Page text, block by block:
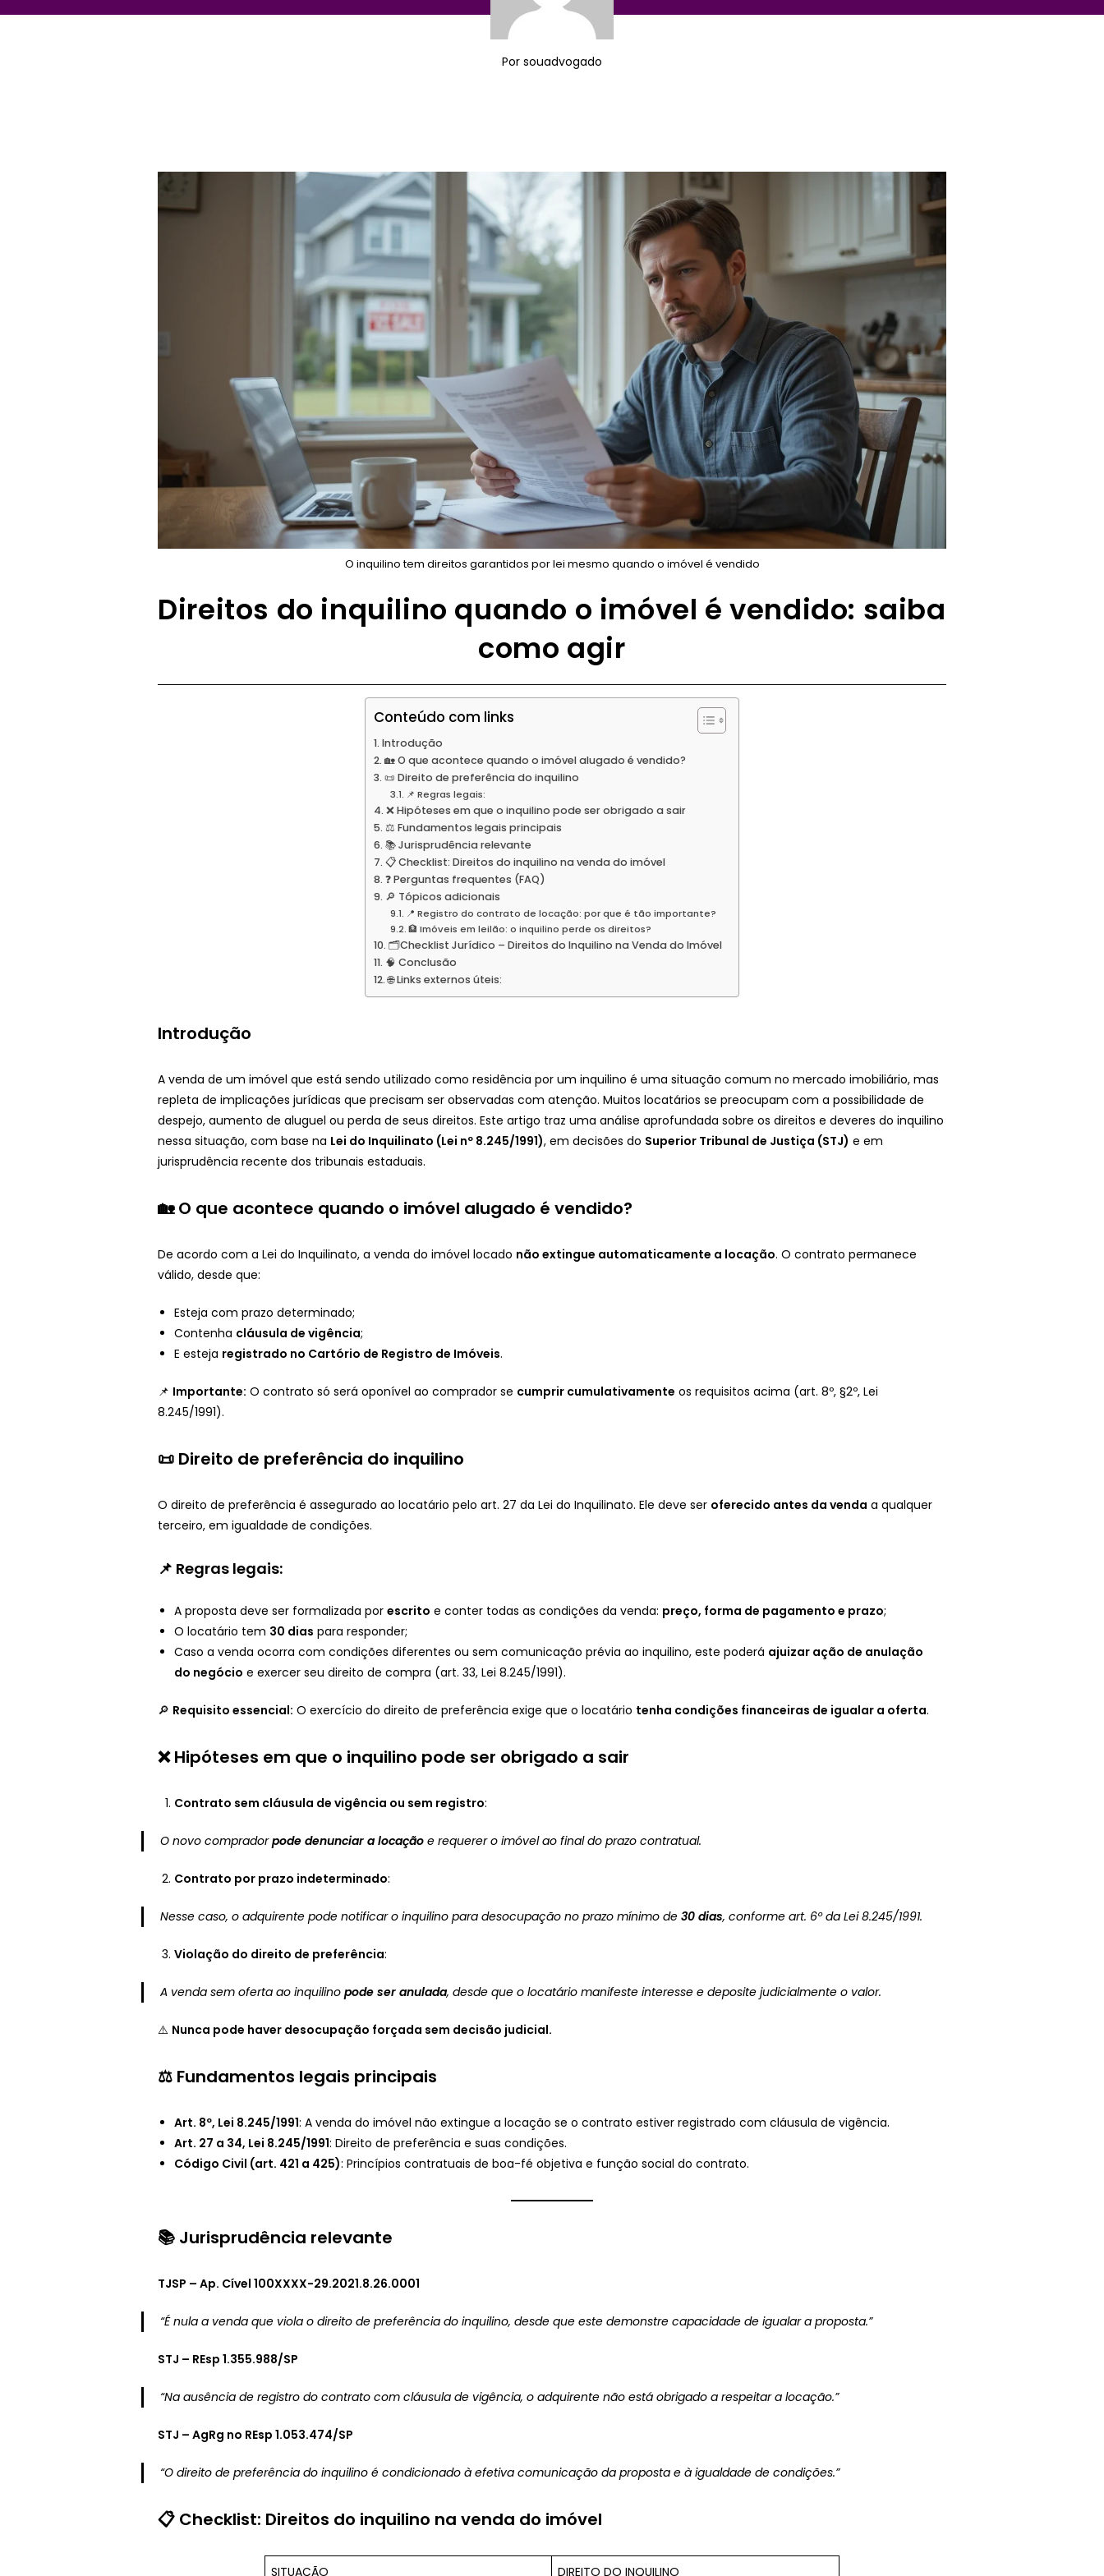
Por souadvogado
O inquilino tem direitos garantidos por lei mesmo quando o imóvel é vendido
Direitos do inquilino quando o imóvel é vendido: saiba
como agir
Conteúdo com links
Introdução
🏡 O que acontece quando o imóvel alugado é vendido?
📜 Direito de preferência do inquilino
📌 Regras legais:
❌ Hipóteses em que o inquilino pode ser obrigado a sair
⚖️ Fundamentos legais principais
📚 Jurisprudência relevante
📋 Checklist: Direitos do inquilino na venda do imóvel
❓ Perguntas frequentes (FAQ)
🔎 Tópicos adicionais
📍 Registro do contrato de locação: por que é tão importante?
🏦 Imóveis em leilão: o inquilino perde os direitos?
🗂️Checklist Jurídico – Direitos do Inquilino na Venda do Imóvel
🧠 Conclusão
🌐 Links externos úteis:
Introdução
A venda de um imóvel que está sendo utilizado como residência por um inquilino é uma situação comum no mercado imobiliário, mas
repleta de implicações jurídicas que precisam ser observadas com atenção. Muitos locatários se preocupam com a possibilidade de
despejo, aumento de aluguel ou perda de seus direitos. Este artigo traz uma análise aprofundada sobre os direitos e deveres do inquilino
nessa situação, com base na Lei do Inquilinato (Lei nº 8.245/1991), em decisões do Superior Tribunal de Justiça (STJ) e em
jurisprudência recente dos tribunais estaduais.
🏡 O que acontece quando o imóvel alugado é vendido?
De acordo com a Lei do Inquilinato, a venda do imóvel locado não extingue automaticamente a locação. O contrato permanece
válido, desde que:
Esteja com prazo determinado;
Contenha cláusula de vigência;
E esteja registrado no Cartório de Registro de Imóveis.
📌 Importante: O contrato só será oponível ao comprador se cumprir cumulativamente os requisitos acima (art. 8º, §2º, Lei
8.245/1991).
📜 Direito de preferência do inquilino
O direito de preferência é assegurado ao locatário pelo art. 27 da Lei do Inquilinato. Ele deve ser oferecido antes da venda a qualquer
terceiro, em igualdade de condições.
📌 Regras legais:
A proposta deve ser formalizada por escrito e conter todas as condições da venda: preço, forma de pagamento e prazo;
O locatário tem 30 dias para responder;
Caso a venda ocorra com condições diferentes ou sem comunicação prévia ao inquilino, este poderá ajuizar ação de anulação
do negócio e exercer seu direito de compra (art. 33, Lei 8.245/1991).
🔎 Requisito essencial: O exercício do direito de preferência exige que o locatário tenha condições financeiras de igualar a oferta.
❌ Hipóteses em que o inquilino pode ser obrigado a sair
Contrato sem cláusula de vigência ou sem registro:
O novo compradorpode denunciar a locação e requerer o imóvel ao final do prazo contratual.
Contrato por prazo indeterminado:
Nesse caso, o adquirente pode notificar o inquilino para desocupação no prazo mínimo de 30 dias, conforme art. 6º da Lei 8.245/1991.
Violação do direito de preferência:
A venda sem oferta ao inquilino pode ser anulada, desde que o locatário manifeste interesse e deposite judicialmente o valor.
⚠️ Nunca pode haver desocupação forçada sem decisão judicial.
⚖️ Fundamentos legais principais
Art. 8º, Lei 8.245/1991: A venda do imóvel não extingue a locação se o contrato estiver registrado com cláusula de vigência.
Art. 27 a 34, Lei 8.245/1991: Direito de preferência e suas condições.
Código Civil (art. 421 a 425): Princípios contratuais de boa-fé objetiva e função social do contrato.
📚 Jurisprudência relevante
TJSP – Ap. Cível 100XXXX-29.2021.8.26.0001
“É nula a venda que viola o direito de preferência do inquilino, desde que este demonstre capacidade de igualar a proposta.”
STJ – REsp 1.355.988/SP
“Na ausência de registro do contrato com cláusula de vigência, o adquirente não está obrigado a respeitar a locação.”
STJ – AgRg no REsp 1.053.474/SP
“O direito de preferência do inquilino é condicionado à efetiva comunicação da proposta e à igualdade de condições.”
📋 Checklist: Direitos do inquilino na venda do imóvel
SITUAÇÃO DIREITO DO INQUILINO